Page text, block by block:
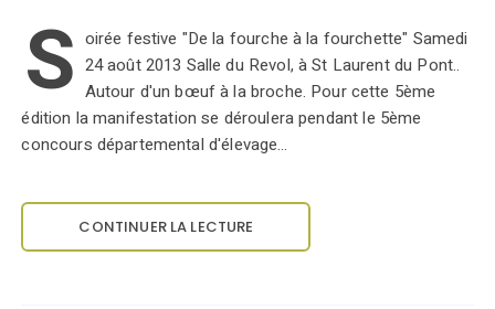
S oirée festive "De la fourche à la fourchette" Samedi
24 août 2013 Salle du Revol, à St Laurent du Pont..
Autour d'un bœuf à la broche. Pour cette 5ème
édition la manifestation se déroulera pendant le 5ème
concours départemental d'élevage…
CONTINUER LA LECTURE